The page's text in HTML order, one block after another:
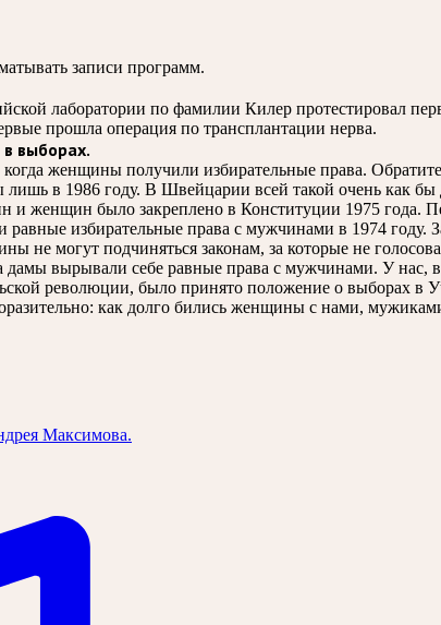
записи программ.
лаборатории по фамилии Килер протестировал
прошла операция по трансплантации нерва.
выборах.
женщины получили избирательные права.
в 1986 году. В Швейцарии всей такой очень как
женщин было закреплено в Конституции 1975 года.
избирательные права с мужчинами в 1974 году.
не могут подчиняться законам, за которые не
вырывали себе равные права с мужчинами. У нас,
революции, было принято положение о выборах в
как долго бились женщины с нами,
Максимова.